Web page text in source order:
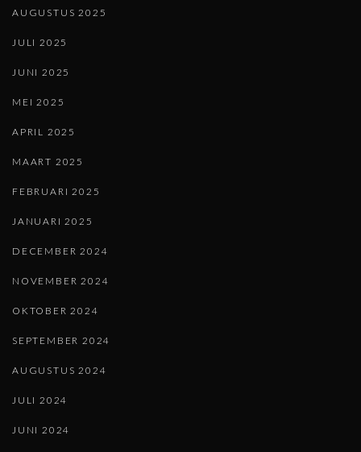
AUGUSTUS 2025
JULI 2025
JUNI 2025
MEI 2025
APRIL 2025
MAART 2025
FEBRUARI 2025
JANUARI 2025
DECEMBER 2024
NOVEMBER 2024
OKTOBER 2024
SEPTEMBER 2024
AUGUSTUS 2024
JULI 2024
JUNI 2024